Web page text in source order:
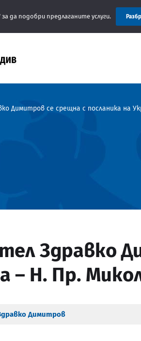
Димитров се срещна с посланика на
Здравко
– Н. Пр.
Димитров
да подобри предлаганите услуги.